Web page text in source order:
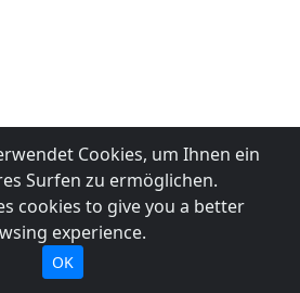
Cookies, um Ihnen ein
Surfen zu ermöglichen.
cookies to give you a better
experience.
OK